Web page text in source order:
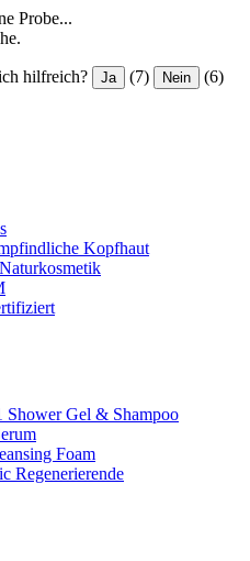
Probe...
hilfreich? Ja (7) Nein (6)
Kopfhaut
Gel & Shampoo
Foam
Regenerierende